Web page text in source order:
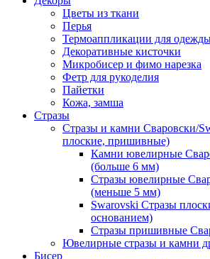
Цветы из ткани
Перья
Термоаппликации для
Декоративные кисточки
Микробисер и фимо нарезка
Фетр для рукоделия
Пайетки
Кожа, замша
Стразы
Стразы и камни Сваровски/
плоские, пришивные)
Камни ювелирные
(больше 6 мм)
Стразы ювелирные
(меньше 5 мм)
Swarovski Стразы
основанием)
Стразы пришивные
Ювелирные стразы и камни
Бисер